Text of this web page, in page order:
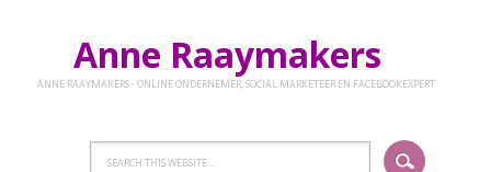
Anne Raaymakers
ANNE RAAYMAKERS - ONLINE ONDERNEMER, SOCIAL MARKETEER EN FACEBOOKEXPERT